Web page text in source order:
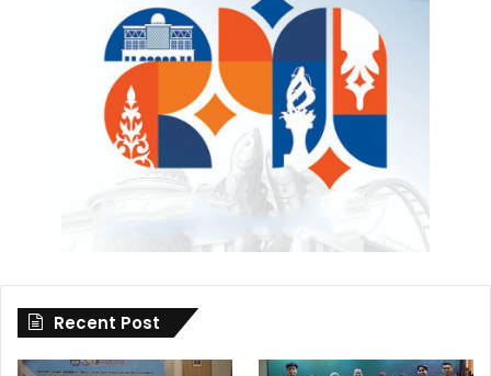
Recent Post